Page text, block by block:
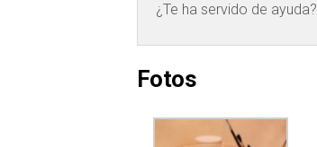
¿Te ha servido de ayuda?
Fotos